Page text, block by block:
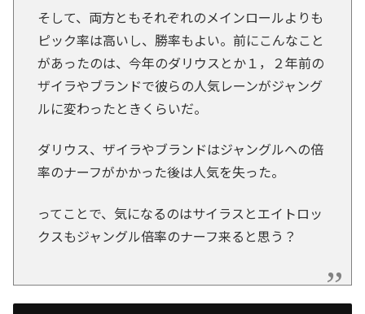
そして、両方ともそれぞれのメインロールよりも
ピック率は高いし、勝率もよい。前にこんなこと
があったのは、今年のダリウスとか１，２年前の
ザイラやブランドで彼らの人気レーンがジャング
ルに変わったときくらいだ。
ダリウス、ザイラやブランドはジャングルへの倍
率のナーフがかかった後は人気を失った。
ってことで、気になるのはサイラスとエイトロッ
クスもジャングル倍率のナーフ来ると思う？